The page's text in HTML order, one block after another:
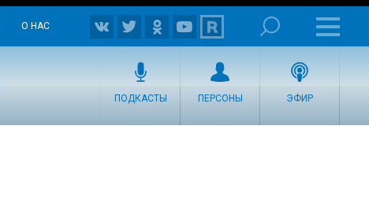
О НАС
ПОДКАСТЫ ПЕРСОНЫ ЭФИР